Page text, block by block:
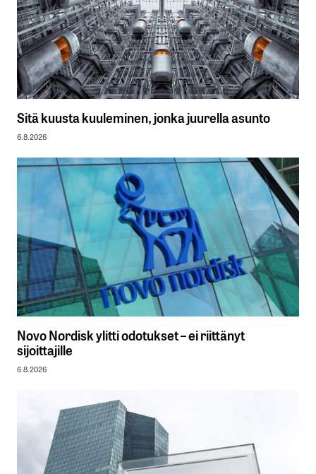
Sitä kuusta kuuleminen, jonka juurella asunto
6.8.2026
Novo Nordisk ylitti odotukset – ei riittänyt
sijoittajille
6.8.2026